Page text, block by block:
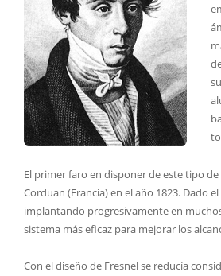
El primer faro en disponer de este tipo
Corduan (Francia) en el año 1823. Dado
implantando progresivamente en
sistema más eficaz para mejorar los
Con el diseño de Fresnel se reducía